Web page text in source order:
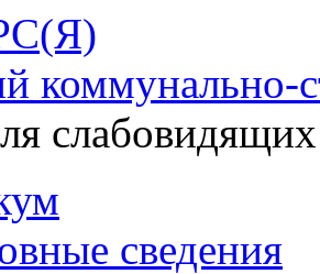
коммунально-
слабовидящих
сведения